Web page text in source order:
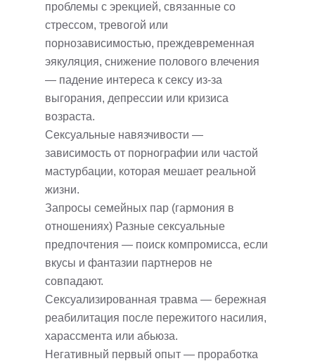
проблемы с эрекцией, связанные со
стрессом, тревогой или
порнозависимостью, преждевременная
эякуляция, cнижение полового влечения
— падение интереса к сексу из-за
выгорания, депрессии или кризиса
возраста.
Сексуальные навязчивости —
зависимость от порнографии или частой
мастурбации, которая мешает реальной
жизни.
Запросы семейных пар (гармония в
отношениях) Разные сексуальные
предпочтения — поиск компромисса, если
вкусы и фантазии партнеров не
совпадают.
Сексуализированная травма — бережная
реабилитация после пережитого насилия,
харассмента или абьюза.
Негативный первый опыт — проработка